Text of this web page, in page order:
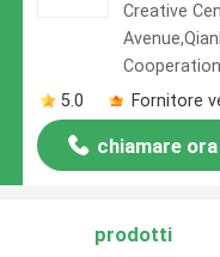
Creative
5.0
Fornitore
chiamare ora
prodotti